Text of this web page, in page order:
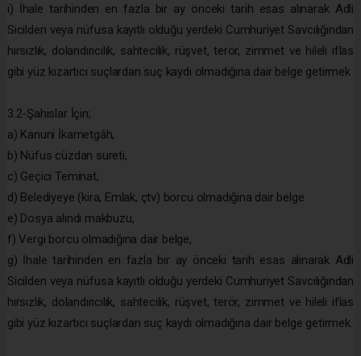
i) İhale tarihinden en fazla bir ay önceki tarih esas alınarak Adli
Sicilden veya nüfusa kayıtlı olduğu yerdeki Cumhuriyet Savcılığından
hırsızlık, dolandırıcılık, sahtecilik, rüşvet, terör, zimmet ve hileli iflas
gibi yüz kızartıcı suçlardan suç kaydı olmadığına dair belge getirmek
3.2-Şahıslar İçin;
a) Kanuni İkametgâh,
b) Nüfus cüzdan sureti,
c) Geçici Teminat,
d) Belediyeye (kira, Emlak, çtv) borcu olmadığına dair belge
e) Dosya alındı makbuzu,
f) Vergi borcu olmadığına dair belge,
g) İhale tarihinden en fazla bir ay önceki tarih esas alınarak Adli
Sicilden veya nüfusa kayıtlı olduğu yerdeki Cumhuriyet Savcılığından
hırsızlık, dolandırıcılık, sahtecilik, rüşvet, terör, zimmet ve hileli iflas
gibi yüz kızartıcı suçlardan suç kaydı olmadığına dair belge getirmek.